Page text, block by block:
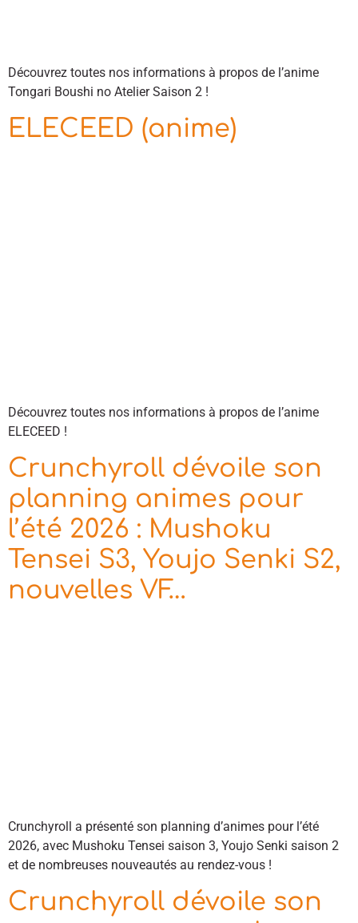
Découvrez toutes nos informations à propos de l’anime
Tongari Boushi no Atelier Saison 2 !
ELECEED (anime)
Découvrez toutes nos informations à propos de l’anime
ELECEED !
Crunchyroll dévoile son
planning animes pour
l’été 2026 : Mushoku
Tensei S3, Youjo Senki S2,
nouvelles VF…
Crunchyroll a présenté son planning d’animes pour l’été
2026, avec Mushoku Tensei saison 3, Youjo Senki saison 2
et de nombreuses nouveautés au rendez-vous !
Crunchyroll dévoile son